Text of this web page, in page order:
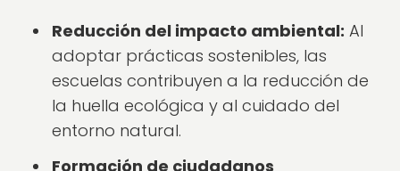
Reducción del impacto ambiental: Al
adoptar prácticas sostenibles, las
escuelas contribuyen a la reducción de
la huella ecológica y al cuidado del
entorno natural.
Formación de ciudadanos